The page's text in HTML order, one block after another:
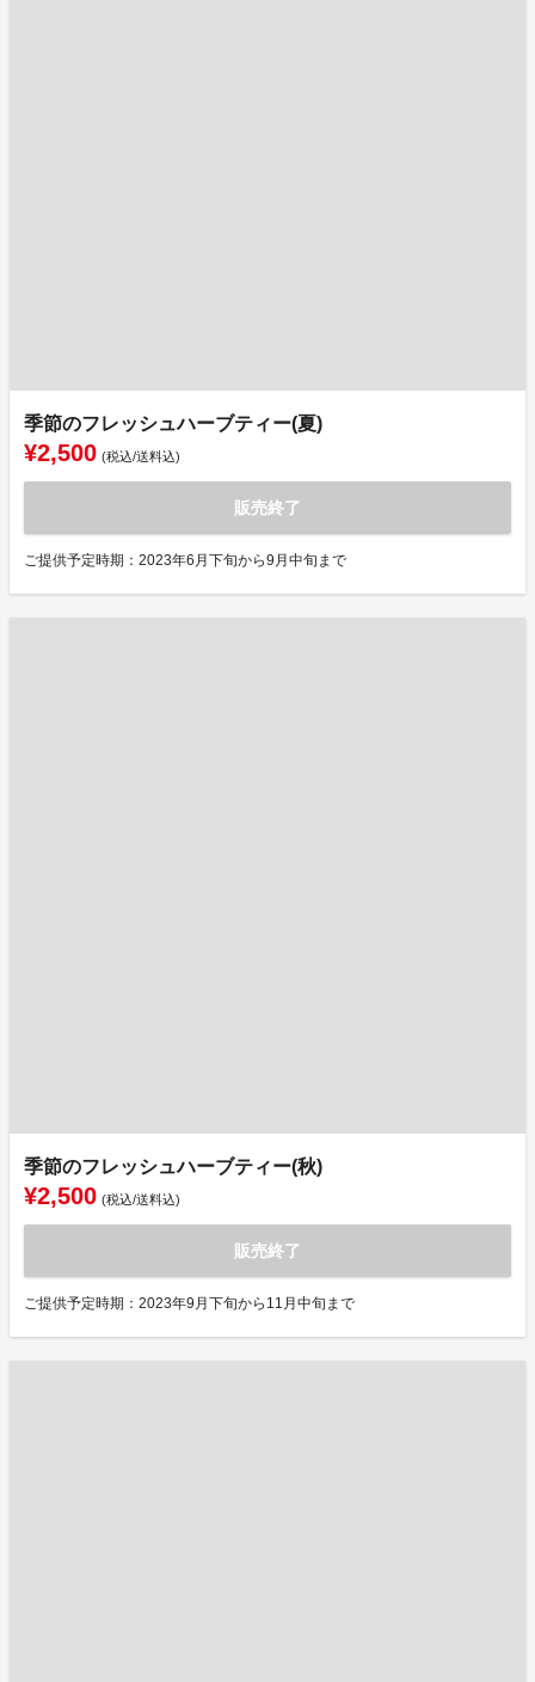
季節のフレッシュハーブティー(夏)
¥2,500 (税込/送料込)
販売終了
ご提供予定時期：2023年6月下旬から9月中旬まで
季節のフレッシュハーブティー(秋)
¥2,500 (税込/送料込)
販売終了
ご提供予定時期：2023年9月下旬から11月中旬まで